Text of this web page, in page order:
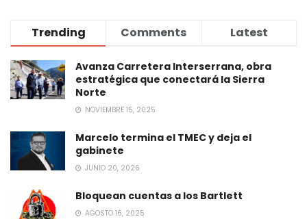
Trending Comments Latest
Avanza Carretera Interserrana, obra
estratégica que conectará la Sierra
Norte
NOVIEMBRE 15, 2025
Marcelo termina el TMEC y deja el
gabinete
JUNIO 20, 2026
Bloquean cuentas a los Bartlett
AGOSTO 16, 2025